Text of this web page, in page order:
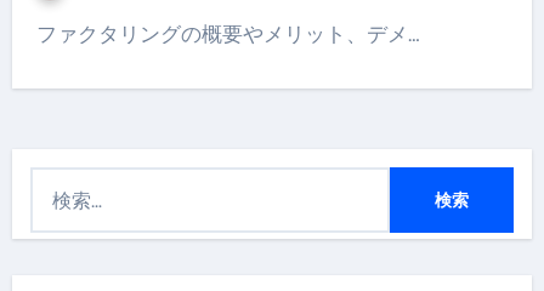
ファクタリングの概要やメリット、デメ…